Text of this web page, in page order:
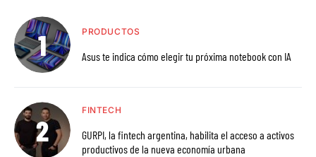
PRODUCTOS
Asus te indica cómo elegir tu próxima notebook con IA
FINTECH
GURPI, la fintech argentina, habilita el acceso a activos
productivos de la nueva economía urbana